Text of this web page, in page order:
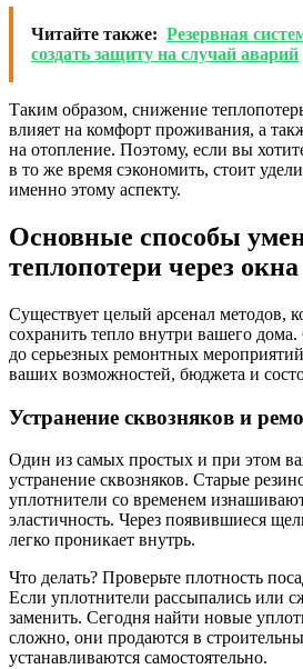
Читайте также: Резервная
создать защиту на случай аварий
Таким образом, снижение
влияет на комфорт проживания, а
на отопление. Поэтому, если вы
в то же время сэкономить, стоит
именно этому аспекту.
Основные способы
теплопотери через окна
Существует целый арсенал методов,
сохранить тепло внутри вашего
до серьезных ремонтных
ваших возможностей, бюджета и
Устранение сквозняков и
Один из самых простых и при этом
устранение сквозняков. Старые
уплотнители со временем
эластичность. Через появившиеся
легко проникает внутрь.
Что делать? Проверьте плотность
Если уплотнители рассыпались или
заменить. Сегодня найти новые
сложно, они продаются в
устанавливаются самостоятельно.